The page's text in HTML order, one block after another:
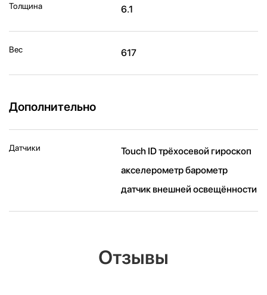
Толщина 6.1
Вес 617
Дополнительно
Датчики
Touch ID трёхосевой гироскоп
акселерометр барометр
датчик внешней освещённости
Отзывы